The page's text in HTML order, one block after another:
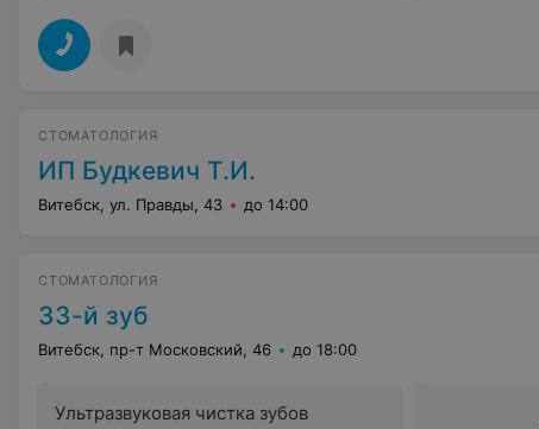
СТОМАТОЛОГИЯ
ИП Будкевич Т.И.
Витебск, ул. Правды, 43 до 14:00
СТОМАТОЛОГИЯ
33-й зуб
Витебск, пр-т Московский, 46 до 18:00
Ультразвуковая чистка зубов